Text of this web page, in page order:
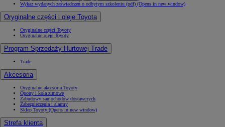
Wykaz wydanych zaświadczeń o odbytym szkoleniu (pdf) (Opens in new window)
Oryginalne części i oleje Toyota
Oryginalne części Toyoty
Oryginalne oleje Toyoty
Program Sprzedaży Hurtowej Trade
Trade
Akcesoria
Oryginalne akcesoria Toyoty
Opony i koła zimowe
Zabudowy samochodów dostawczych
Zabezpieczenia i alarmy
Sklep Toyoty (Opens in new window)
Strefa klienta